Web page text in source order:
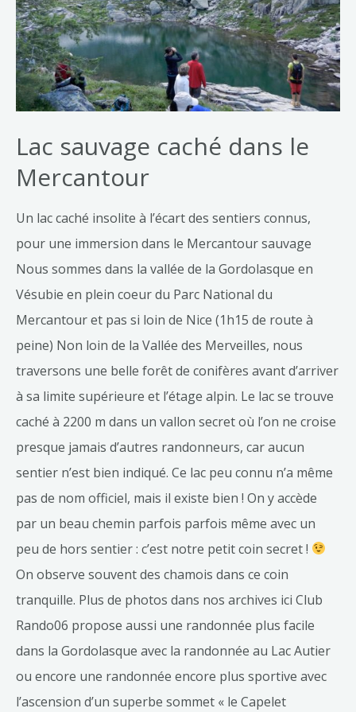
Lac sauvage caché dans le
Mercantour
Un lac caché insolite à l’écart des sentiers connus,
pour une immersion dans le Mercantour sauvage
Nous sommes dans la vallée de la Gordolasque en
Vésubie en plein coeur du Parc National du
Mercantour et pas si loin de Nice (1h15 de route à
peine) Non loin de la Vallée des Merveilles, nous
traversons une belle forêt de conifères avant d’arriver
à sa limite supérieure et l’étage alpin. Le lac se trouve
caché à 2200 m dans un vallon secret où l’on ne croise
presque jamais d’autres randonneurs, car aucun
sentier n’est bien indiqué. Ce lac peu connu n’a même
pas de nom officiel, mais il existe bien ! On y accède
par un beau chemin parfois parfois même avec un
peu de hors sentier : c’est notre petit coin secret !
On observe souvent des chamois dans ce coin
tranquille. Plus de photos dans nos archives ici Club
Rando06 propose aussi une randonnée plus facile
dans la Gordolasque avec la randonnée au Lac Autier
ou encore une randonnée encore plus sportive avec
l’ascension d’un superbe sommet « le Capelet